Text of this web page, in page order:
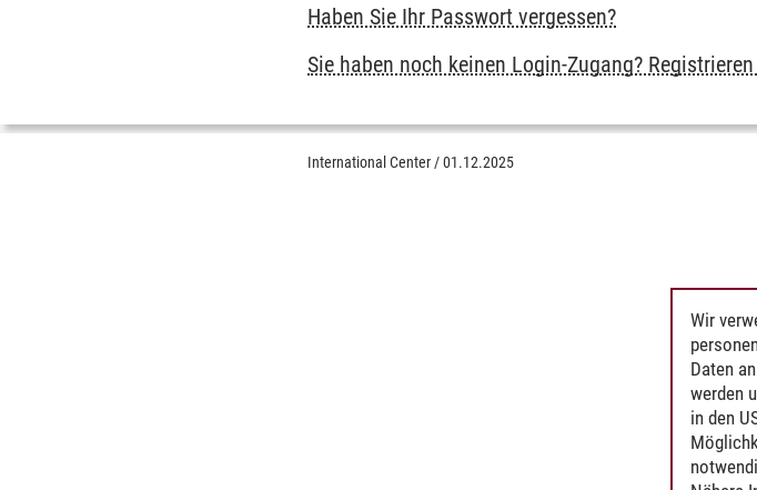
Haben Sie Ihr Passwort vergessen?
Sie haben noch keinen Login-Zugang?
International Center /01.12.2025
Wir
Daten
werden
in den